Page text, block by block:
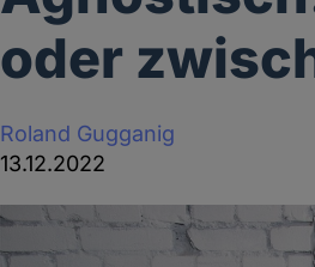
oder
Roland Gugganig
13.12.2022